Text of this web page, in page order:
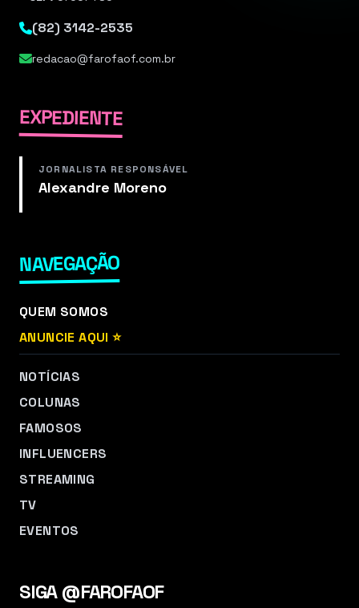
(82) 3142-2535
redacao@farofaof.com.br
EXPEDIENTE
JORNALISTA RESPONSÁVEL
Alexandre Moreno
NAVEGAÇÃO
QUEM SOMOS
ANUNCIE AQUI ⭐
NOTÍCIAS
COLUNAS
FAMOSOS
INFLUENCERS
STREAMING
TV
EVENTOS
SIGA @FAROFAOF